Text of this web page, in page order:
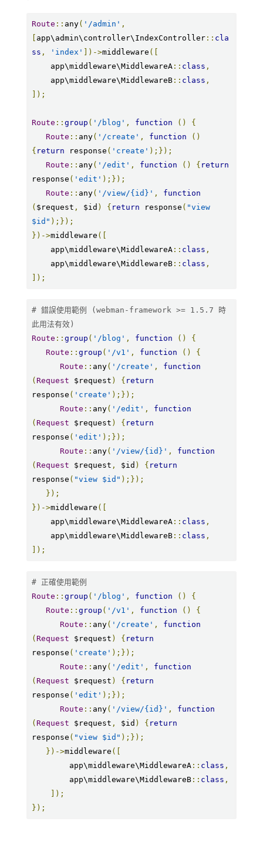
Route :: any( '/admin' ,
app\admin\controller\IndexController:: cla
ss , 'index' ])->middleware ([
    app\middleware\MiddlewareA
:: class ,
    app\middleware\MiddlewareB
:: class ,
]);
Route :: group ( '/blog' , function ()
{
Route :: any( '/create' , function
()
{ return response ( 'create' );});
Route :: any( '/edit' , function () { return
response ( 'edit' );});
Route :: any( '/view/{id}' ,
function
( $request , $id ) { return response ( "view
$id" );});
})->middleware ([
    app\middleware\MiddlewareA
:: class ,
    app\middleware\MiddlewareB
:: class ,
]);
# 錯誤使用範例 (webman-framework >= 1.5.7 時
此用法有效)
Route :: group ( '/blog' , function ()
{
Route :: group ( '/v1' , function ()
{
Route :: any( '/create' ,
function
( Request $request ) { return
response ( 'create' );});
Route :: any( '/edit' ,
function
( Request $request ) { return
response ( 'edit' );});
Route :: any( '/view/{id}' ,
function
( Request $request , $id ) { return
response ( "view $id" );});
});
})->middleware ([
    app\middleware\MiddlewareA
:: class ,
    app\middleware\MiddlewareB
:: class ,
]);
# 正確使用範例
Route :: group ( '/blog' , function ()
{
Route :: group ( '/v1' , function ()
{
Route :: any( '/create' ,
function
( Request $request ) { return
response ( 'create' );});
Route :: any( '/edit' ,
function
( Request $request ) { return
response ( 'edit' );});
Route :: any( '/view/{id}' ,
function
( Request $request , $id ) { return
response ( "view $id" );});
})->middleware ([
        app\middleware\MiddlewareA
:: class ,
        app\middleware\MiddlewareB
:: class ,
]);
});